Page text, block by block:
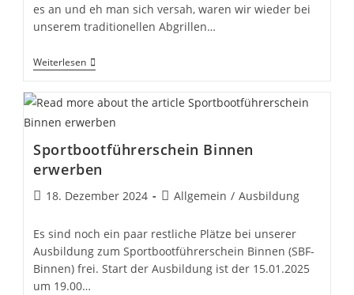
es an und eh man sich versah, waren wir wieder bei
unserem traditionellen Abgrillen…
WeiterlesenSpontanes
Wintertreffen
SCST
Sportbootführerschein Binnen
erwerben
Beitrag
18. Dezember 2024
Beitrags-
Allgemein / Ausbildung
Es sind noch ein paar restliche Plätze bei unserer
Ausbildung zum Sportbootführerschein Binnen (SBF-
Binnen) frei. Start der Ausbildung ist der 15.01.2025
um 19.00…